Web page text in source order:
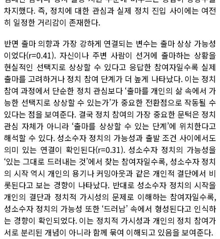
차지했다. 즉, 정치에 대한 관심과 실제 정치 진입 사이에는 여전
히 일정한 거리감이 존재한다.
반면 출마 의향과 가장 강하게 연결되는 변수는 출마 상상 가능성
이었다(r=0.41). 자신이나 주변 사람이 선거에 출마하는 상황을
현실적인 선택지로 상상할 수 있다고 응답한 참여자일수록 실제
출마를 고려하거나 정치 참여 단계가 더 높게 나타났다. 이는 정치
참여 과정에서 단순한 정치 관심보다 ‘출마를 개인의 삶 속에서 가
능한 선택지로 상상할 수 있는가’가 중요한 전환점으로 작동될 수
있다는 점을 보여준다. 결국 정치 참여의 가장 중요한 문턱은 정치
관심 자체가 아니라 ‘출마를 상상할 수 있는 단계’에 위치한다고
해석할 수 있다. 성소수자 정치의 가능성과 출발 조건 사이에서도
의미 있는 연결이 확인된다(r=0.31). 성소수자 정치의 가능성을
‘있는 그대로 드러내는 것’에서 찾는 참여자일수록, 성소수자 정치
의 시작 역시 개인의 용기나 커밍아웃과 같은 개인적 결단에서 비
롯된다고 보는 경향이 나타났다. 반대로 성소수자 정치의 시작을
개인의 결단과 정치적 가시성의 문제로 이해하는 참여자일수록,
성소수자 정치의 가능성 또한 ‘드러남’ 속에서 형성된다고 인식하
는 경향이 확인되었다. 이는 정치적 가시성과 개인의 정치 참여가
서로 분리된 개념이 아니라 함께 묶여 이해되고 있음을 보여준다.